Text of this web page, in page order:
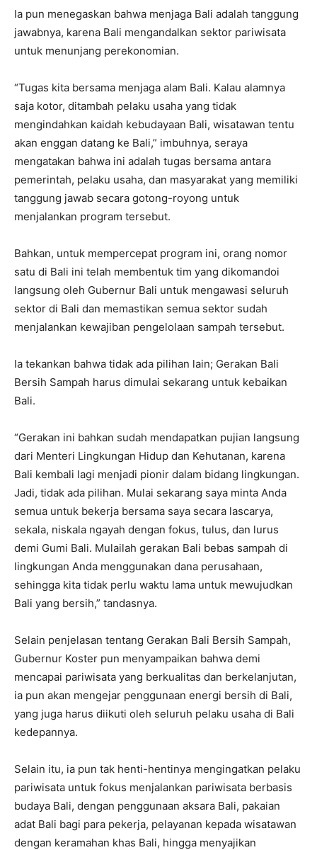
Ia pun menegaskan bahwa menjaga Bali adalah tanggung
jawabnya, karena Bali mengandalkan sektor pariwisata
untuk menunjang perekonomian.
“Tugas kita bersama menjaga alam Bali. Kalau alamnya
saja kotor, ditambah pelaku usaha yang tidak
mengindahkan kaidah kebudayaan Bali, wisatawan tentu
akan enggan datang ke Bali,” imbuhnya, seraya
mengatakan bahwa ini adalah tugas bersama antara
pemerintah, pelaku usaha, dan masyarakat yang memiliki
tanggung jawab secara gotong-royong untuk
menjalankan program tersebut.
Bahkan, untuk mempercepat program ini, orang nomor
satu di Bali ini telah membentuk tim yang dikomandoi
langsung oleh Gubernur Bali untuk mengawasi seluruh
sektor di Bali dan memastikan semua sektor sudah
menjalankan kewajiban pengelolaan sampah tersebut.
Ia tekankan bahwa tidak ada pilihan lain; Gerakan Bali
Bersih Sampah harus dimulai sekarang untuk kebaikan
Bali.
“Gerakan ini bahkan sudah mendapatkan pujian langsung
dari Menteri Lingkungan Hidup dan Kehutanan, karena
Bali kembali lagi menjadi pionir dalam bidang lingkungan.
Jadi, tidak ada pilihan. Mulai sekarang saya minta Anda
semua untuk bekerja bersama saya secara lascarya,
sekala, niskala ngayah dengan fokus, tulus, dan lurus
demi Gumi Bali. Mulailah gerakan Bali bebas sampah di
lingkungan Anda menggunakan dana perusahaan,
sehingga kita tidak perlu waktu lama untuk mewujudkan
Bali yang bersih,” tandasnya.
Selain penjelasan tentang Gerakan Bali Bersih Sampah,
Gubernur Koster pun menyampaikan bahwa demi
mencapai pariwisata yang berkualitas dan berkelanjutan,
ia pun akan mengejar penggunaan energi bersih di Bali,
yang juga harus diikuti oleh seluruh pelaku usaha di Bali
kedepannya.
Selain itu, ia pun tak henti-hentinya mengingatkan pelaku
pariwisata untuk fokus menjalankan pariwisata berbasis
budaya Bali, dengan penggunaan aksara Bali, pakaian
adat Bali bagi para pekerja, pelayanan kepada wisatawan
dengan keramahan khas Bali, hingga menyajikan